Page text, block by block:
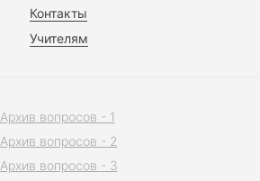
Контакты
Учителям
Архив вопросов - 1
Архив вопросов - 2
Архив вопросов - 3